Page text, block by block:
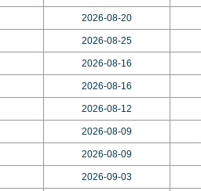
2026-08-20
2026-08-25
2026-08-16
2026-08-16
2026-08-12
2026-08-09
2026-08-09
2026-09-03